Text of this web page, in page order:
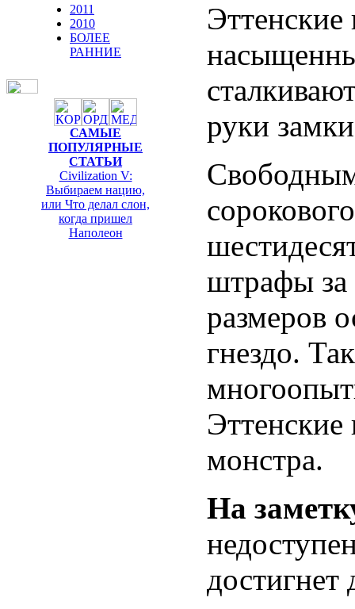
2011
2010
БОЛЕЕ
РАННИЕ
САМЫЕ
ПОПУЛЯРНЫЕ
СТАТЬИ
Civilization V:
Выбираем нацию,
или Что делал слон,
когда пришел
Наполеон
руки
штрафы за
размеров
гнездо.
монстра.
На
достигнет